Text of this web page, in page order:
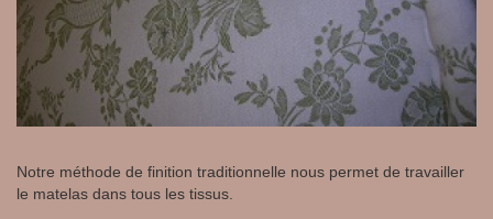
Notre méthode de finition traditionnelle nous permet de travailler
le matelas dans tous les tissus.